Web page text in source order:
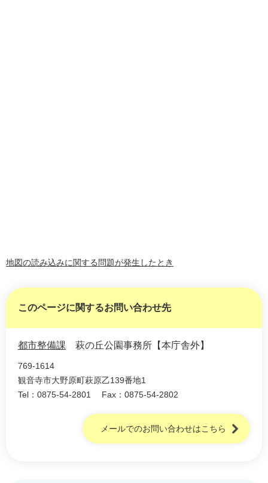
地図の読み込みに関する問題が発生したとき
このページに関するお問い合わせ先
都市整備課 萩の丘公園事務所【本庁舎外】
769-1614
観音寺市大野原町萩原乙139番地1
Tel：0875-54-2801
Fax：0875-54-2802
メールでのお問い合わせはこちら